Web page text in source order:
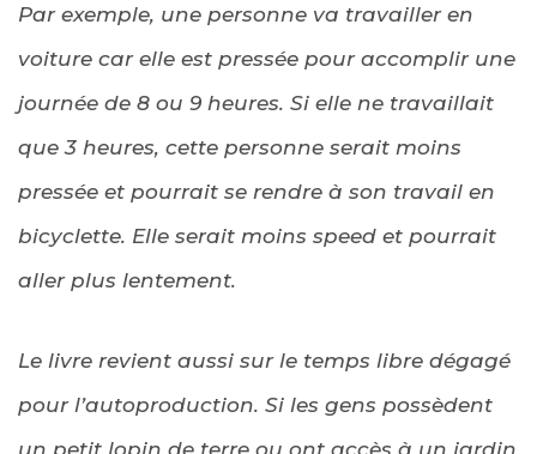
Par exemple, une personne va travailler en
voiture car elle est pressée pour accomplir une
journée de 8 ou 9 heures. Si elle ne travaillait
que 3 heures, cette personne serait moins
pressée et pourrait se rendre à son travail en
bicyclette. Elle serait moins speed et pourrait
aller plus lentement.
Le livre revient aussi sur le temps libre dégagé
pour l’autoproduction. Si les gens possèdent
un petit lopin de terre ou ont accès à un jardin